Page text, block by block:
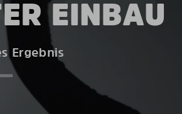
EINBAU
Ergebnis